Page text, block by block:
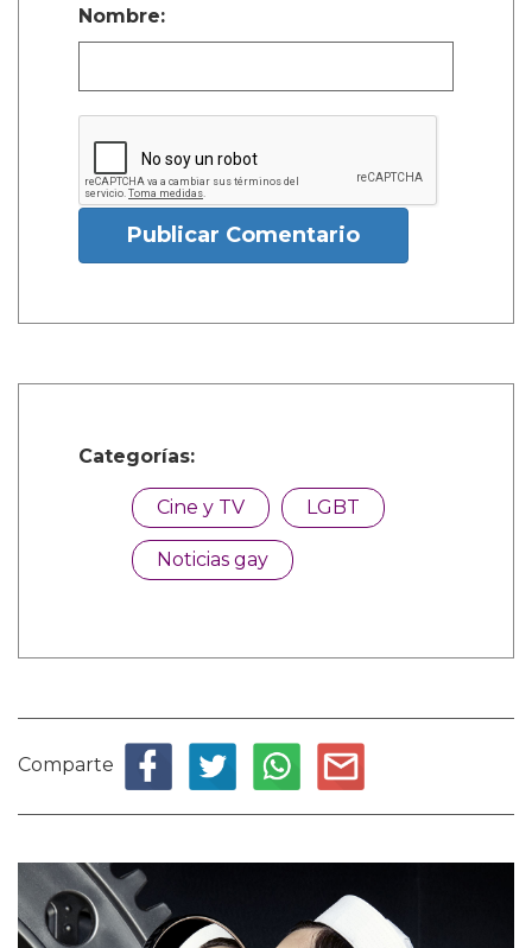
Nombre:
Publicar Comentario
Categorías:
Cine y TV LGBT
Noticias gay
Comparte